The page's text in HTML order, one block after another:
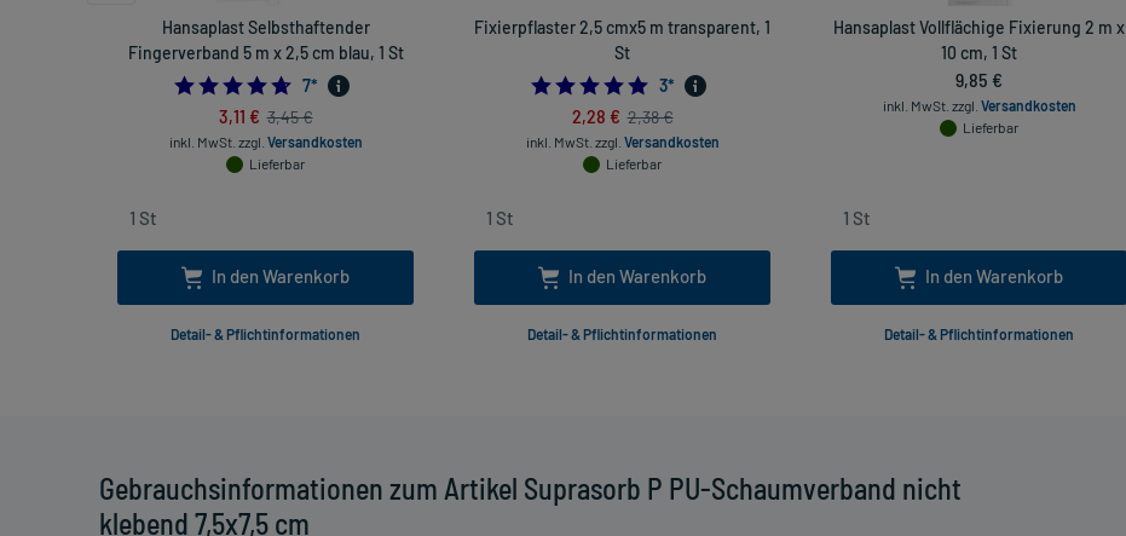
Gebrauchsinformationen zum Artikel Suprasorb P PU-Schaumverband nicht
klebend 7,5x7,5 cm
Hansaplast Selbsthaftender
Fingerverband 5 m x 2,5 cm blau, 1 St
4.714285714285714
7*
3,11 € 3,45 €
inkl. MwSt. zzgl. Versandkosten
Lieferbar
In den Warenkorb
Detail- & Pflichtinformationen
Fixierpflaster 2,5 cmx5 m transparent, 1
St
5.0
3*
2,28 € 2,38 €
inkl. MwSt. zzgl. Versandkosten
Lieferbar
In den Warenkorb
Detail- & Pflichtinformationen
Hansaplast Vollflächige Fixierung 2 m x
10 cm, 1 St
9,85 €
inkl. MwSt. zzgl. Versandkosten
Lieferbar
In den Warenkorb
Detail- & Pflichtinformationen